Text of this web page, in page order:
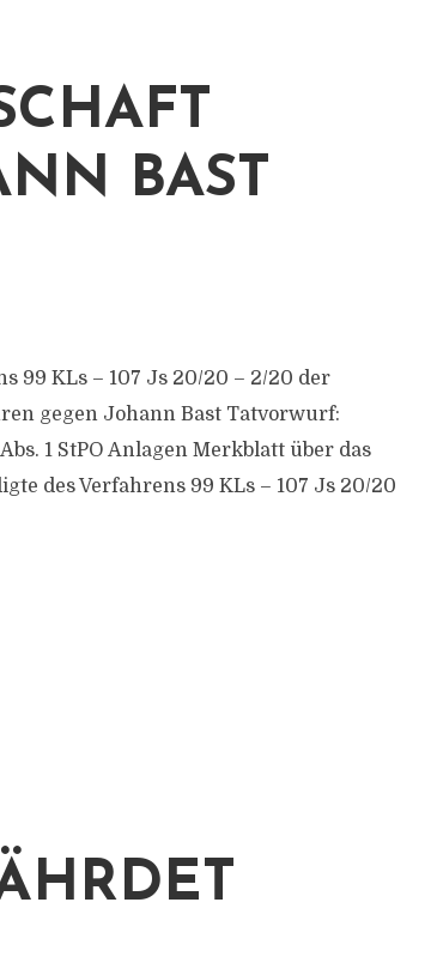
BAST
99 KLs – 107 Js 20/​20 – 2/​20 der
gegen Johann Bast Tatvorwurf:
1 StPO Anlagen Merkblatt über das
des Verfahrens 99 KLs – 107 Js 20/​20